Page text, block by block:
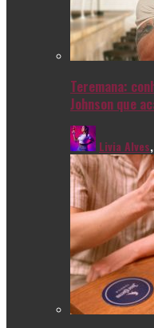
Teremana:
Johnson que
Livia Alves,